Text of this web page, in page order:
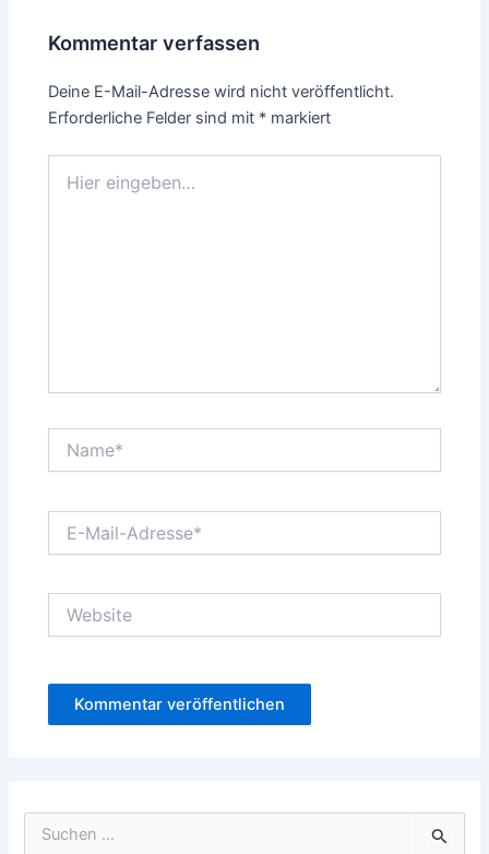
Kommentar verfassen
Deine E-Mail-Adresse wird nicht veröffentlicht.
Erforderliche Felder sind mit * markiert
eingeben…
Mail-